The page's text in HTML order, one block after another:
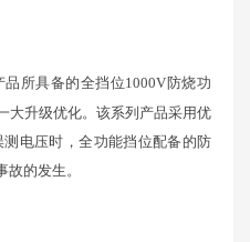
所具备的全挡位1000V防烧功
大升级优化。该系列产品采用优
电压时，全功能挡位配备的防
的发生。